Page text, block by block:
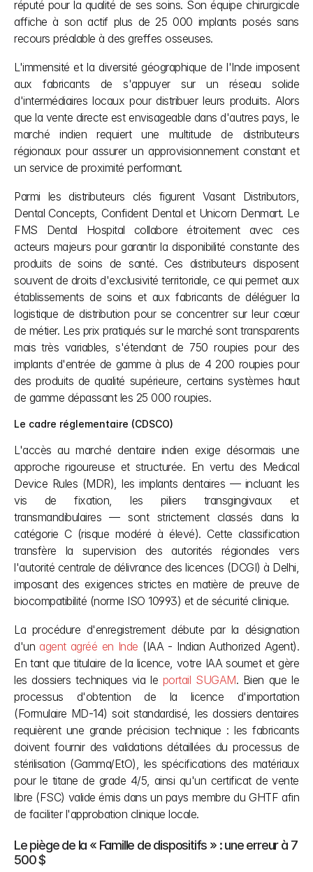
réputé pour la qualité de ses soins. Son équipe chirurgicale
affiche à son actif plus de 25 000 implants posés sans
recours préalable à des greffes osseuses.
L'immensité et la diversité géographique de l'Inde imposent
aux fabricants de s'appuyer sur un réseau solide
d'intermédiaires locaux pour distribuer leurs produits. Alors
que la vente directe est envisageable dans d'autres pays, le
marché indien requiert une multitude de distributeurs
régionaux pour assurer un approvisionnement constant et
un service de proximité performant.
Parmi les distributeurs clés figurent Vasant Distributors,
Dental Concepts, Confident Dental et Unicorn Denmart. Le
FMS Dental Hospital collabore étroitement avec ces
acteurs majeurs pour garantir la disponibilité constante des
produits de soins de santé. Ces distributeurs disposent
souvent de droits d'exclusivité territoriale, ce qui permet aux
établissements de soins et aux fabricants de déléguer la
logistique de distribution pour se concentrer sur leur cœur
de métier. Les prix pratiqués sur le marché sont transparents
mais très variables, s'étendant de 750 roupies pour des
implants d'entrée de gamme à plus de 4 200 roupies pour
des produits de qualité supérieure, certains systèmes haut
de gamme dépassant les 25 000 roupies.
Le cadre réglementaire (CDSCO)
L'accès au marché dentaire indien exige désormais une
approche rigoureuse et structurée. En vertu des Medical
Device Rules (MDR), les implants dentaires — incluant les
vis de fixation, les piliers transgingivaux et
transmandibulaires — sont strictement classés dans la
catégorie C (risque modéré à élevé). Cette classification
transfère la supervision des autorités régionales vers
l'autorité centrale de délivrance des licences (DCGI) à Delhi,
imposant des exigences strictes en matière de preuve de
biocompatibilité (norme ISO 10993) et de sécurité clinique.
La procédure d'enregistrement débute par la désignation
d'un agent agréé en Inde (IAA - Indian Authorized Agent).
En tant que titulaire de la licence, votre IAA soumet et gère
les dossiers techniques via le portail SUGAM. Bien que le
processus d'obtention de la licence d'importation
(Formulaire MD-14) soit standardisé, les dossiers dentaires
requièrent une grande précision technique : les fabricants
doivent fournir des validations détaillées du processus de
stérilisation (Gamma/EtO), les spécifications des matériaux
pour le titane de grade 4/5, ainsi qu'un certificat de vente
libre (FSC) valide émis dans un pays membre du GHTF afin
de faciliter l'approbation clinique locale.
Le piège de la « Famille de dispositifs » : une erreur à 7
500 $